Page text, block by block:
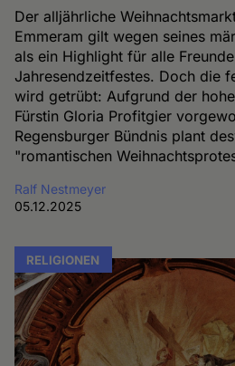
Der alljährliche
Emmeram gilt wegen seines
als ein Highlight für alle
Jahresendzeitfestes. Doch die
wird getrübt: Aufgrund der
Fürstin Gloria Profitgier
Regensburger Bündnis plant
"romantischen
Ralf Nestmeyer
05.12.2025
RELIGIONEN